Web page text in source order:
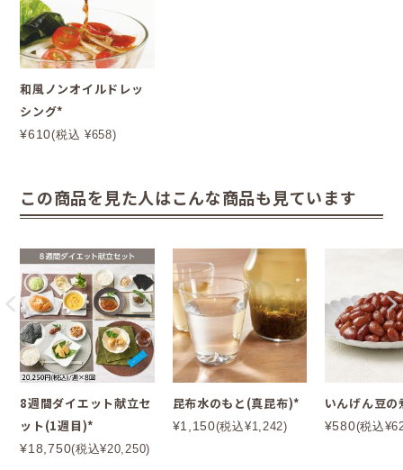
和風ノンオイルドレッ
シング*
¥610(税込 ¥658)
この商品を見た人はこんな商品も見ています
8週間ダイエット献立セ
ット(1週目)*
¥18,750(税込¥20,250)
昆布水のもと(真昆布)*
¥1,150(税込¥1,242)
いんげん豆
¥580(税込